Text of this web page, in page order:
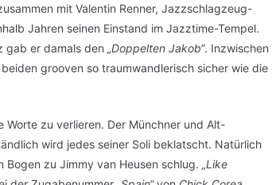
mit Valentin Renner, Jazzschlagzeug-
Jahren seinen Einstand im Jazztime-Tempel.
gab er damals den „Doppelten Jakob“. Inzwischen
grooven so traumwandlerisch sicher wie die
zu verlieren. Der Münchner und Alt-
wird jedes seiner Soli beklatscht. Natürlich
zu Jimmy van Heusen schlug. „Like